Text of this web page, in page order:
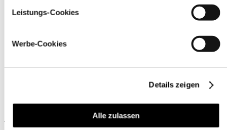
Leistungs-Cookies
Werbe-Cookies
Details zeigen
Alle zulassen
Pflegehinweise
Ähnliche Produkte